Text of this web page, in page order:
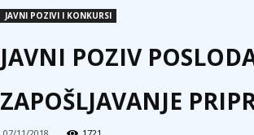
JAVNI POZIVI I KONKURSI
JAVNI POZIV
ZAPOŠLJAVANJE